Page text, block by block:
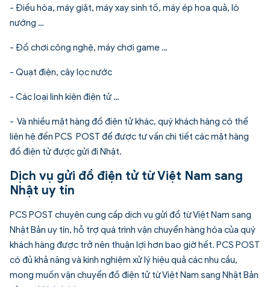
- Điều hòa, máy giặt, máy xay sinh tố, máy ép hoa quả, lò
nướng …
- Đồ chơi công nghệ, máy chơi game …
- Quạt điện, cây lọc nước
- Các loại linh kiện điện tử …
- Và nhiều mặt hàng đồ điện tử khác, quý khách hàng có thể
liên hệ đến PCS POST để được tư vấn chi tiết các mặt hàng
đồ điện tử được gửi đi Nhật.
Dịch vụ gửi đồ điện tử từ Việt Nam sang
Nhật uy tín
PCS POST chuyên cung cấp dịch vụ gửi đồ từ Việt Nam sang
Nhật Bản uy tín, hỗ trợ quá trình vận chuyển hàng hóa của quý
khách hàng được trở nên thuận lợi hơn bao giờ hết. PCS POST
có đủ khả năng và kinh nghiệm xử lý hiệu quả các nhu cầu,
mong muốn vận chuyển đồ điện tử từ Việt Nam sang Nhật Bản